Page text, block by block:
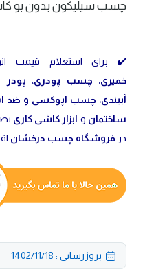
چسب سیلیکون بدون بو
✔️ برای استعلام قیمت
خمیری، چسب پودری، پودر
آببندی، چسب اپوکسی و ضد
ساختمان و ابزار کاشی کاری
در فروشگاه چسب درخشان
بروزرسانی : 1402/11/18